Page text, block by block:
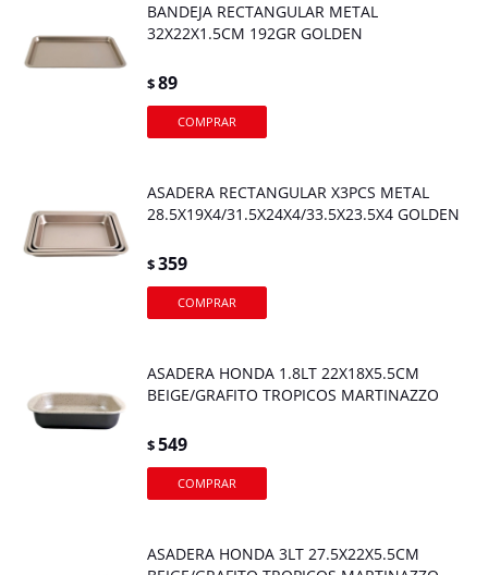
BANDEJA RECTANGULAR METAL
32X22X1.5CM 192GR GOLDEN
$89
ASADERA RECTANGULAR X3PCS METAL
28.5X19X4/31.5X24X4/33.5X23.5X4 GOLDEN
$359
ASADERA HONDA 1.8LT 22X18X5.5CM
BEIGE/GRAFITO TROPICOS MARTINAZZO
$549
ASADERA HONDA 3LT 27.5X22X5.5CM